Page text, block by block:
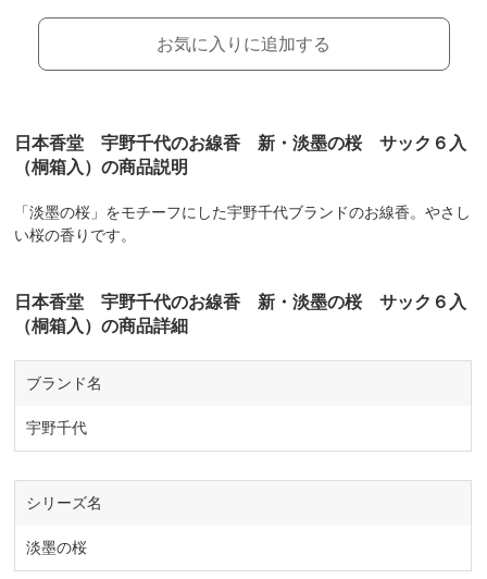
お気に入りに追加する
日本香堂 宇野千代のお線香 新・淡墨の桜 サック６入
（桐箱入）の商品説明
「淡墨の桜」をモチーフにした宇野千代ブランドのお線香。やさし
い桜の香りです。
日本香堂 宇野千代のお線香 新・淡墨の桜 サック６入
（桐箱入）の商品詳細
ブランド名
宇野千代
シリーズ名
淡墨の桜